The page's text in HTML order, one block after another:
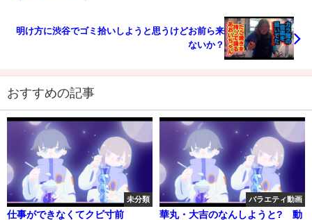
明け方に渋谷でゴミ拾いしようと思うけどお前ら来
ないか？
おすすめの記事
未分類
仕事ができなくてクビ寸前
バラエティ動画
華丸・大吉のなんしようと? 動